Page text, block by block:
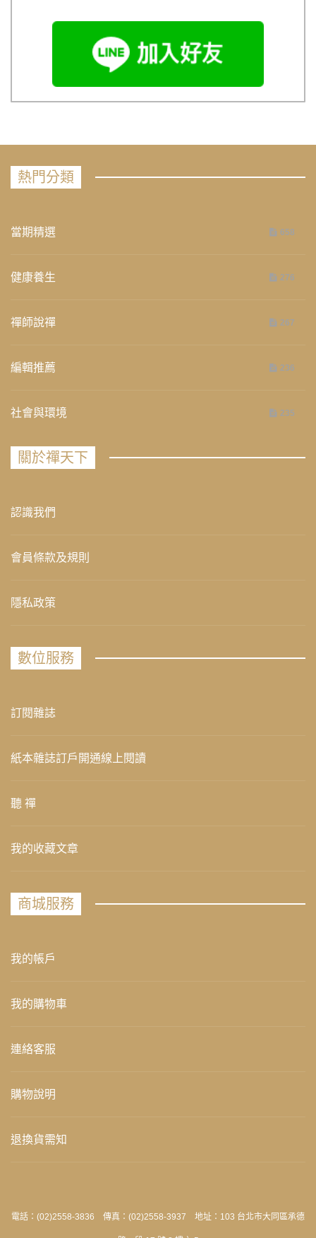
熱門分類
當期精選 658
健康養生 276
禪師說禪 267
編輯推薦 236
社會與環境 235
關於禪天下
認識我們
會員條款及規則
隱私政策
數位服務
訂閱雜誌
紙本雜誌訂戶開通線上閱讀
聽 禪
我的收藏文章
商城服務
我的帳戶
我的購物車
連絡客服
購物說明
退換貨需知
電話：(02)2558-3836 傳真：(02)2558-3937 地址：103 台北市大同區承德